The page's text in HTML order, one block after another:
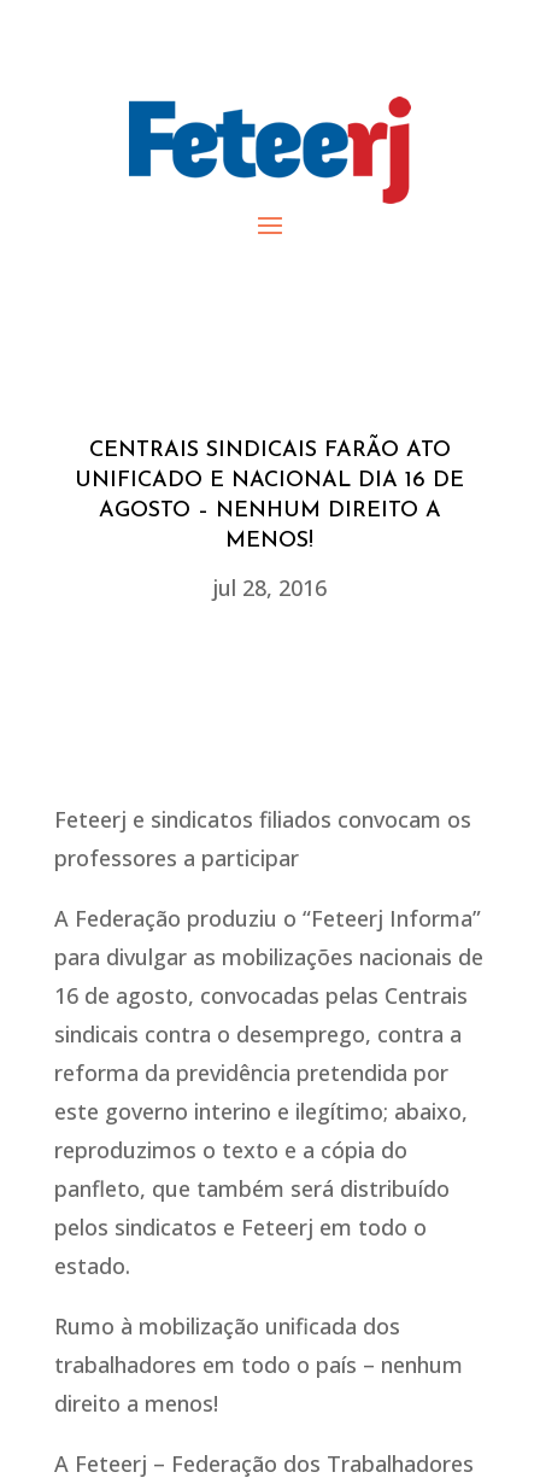
CENTRAIS SINDICAIS FARÃO ATO
UNIFICADO E NACIONAL DIA 16 DE
AGOSTO – NENHUM DIREITO A
MENOS!
jul 28, 2016
Feteerj e sindicatos filiados convocam os
professores a participar
A Federação produziu o “Feteerj Informa”
para divulgar as mobilizações nacionais de
16 de agosto, convocadas pelas Centrais
sindicais contra o desemprego, contra a
reforma da previdência pretendida por
este governo interino e ilegítimo; abaixo,
reproduzimos o texto e a cópia do
panfleto, que também será distribuído
pelos sindicatos e Feteerj em todo o
estado.
Rumo à mobilização unificada dos
trabalhadores em todo o país – nenhum
direito a menos!
A Feteerj – Federação dos Trabalhadores